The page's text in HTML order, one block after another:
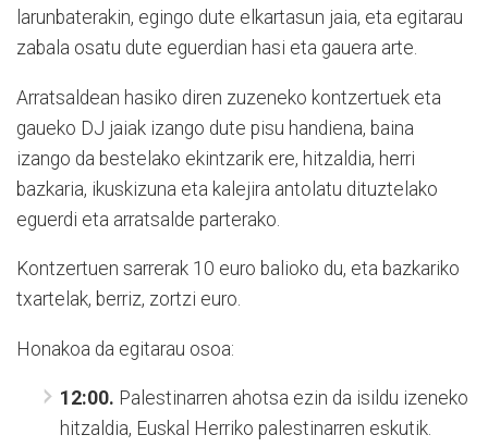
larunbaterakin, egingo dute elkartasun jaia, eta egitarau
zabala osatu dute eguerdian hasi eta gauera arte.
Arratsaldean hasiko diren zuzeneko kontzertuek eta
gaueko DJ jaiak izango dute pisu handiena, baina
izango da bestelako ekintzarik ere, hitzaldia, herri
bazkaria, ikuskizuna eta kalejira antolatu dituztelako
eguerdi eta arratsalde parterako.
Kontzertuen sarrerak 10 euro balioko du, eta bazkariko
txartelak, berriz, zortzi euro.
Honakoa da egitarau osoa:
12:00. Palestinarren ahotsa ezin da isildu izeneko
hitzaldia, Euskal Herriko palestinarren eskutik.